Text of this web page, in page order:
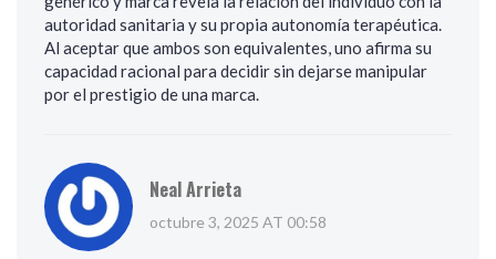
autoridad sanitaria y su propia autonomía terapéutica.
Al aceptar que ambos son equivalentes, uno afirma su
capacidad racional para decidir sin dejarse manipular
por el prestigio de una marca.
Neal Arrieta
octubre 3, 2025 AT 00:58